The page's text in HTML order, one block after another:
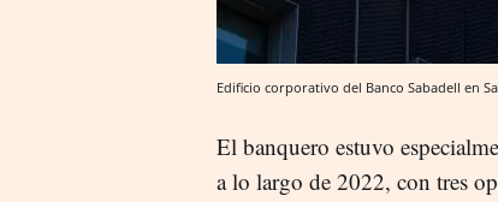
Edificio corporativo del Banco Sabadell en
El banquero estuvo
a lo largo de 2022, con tres